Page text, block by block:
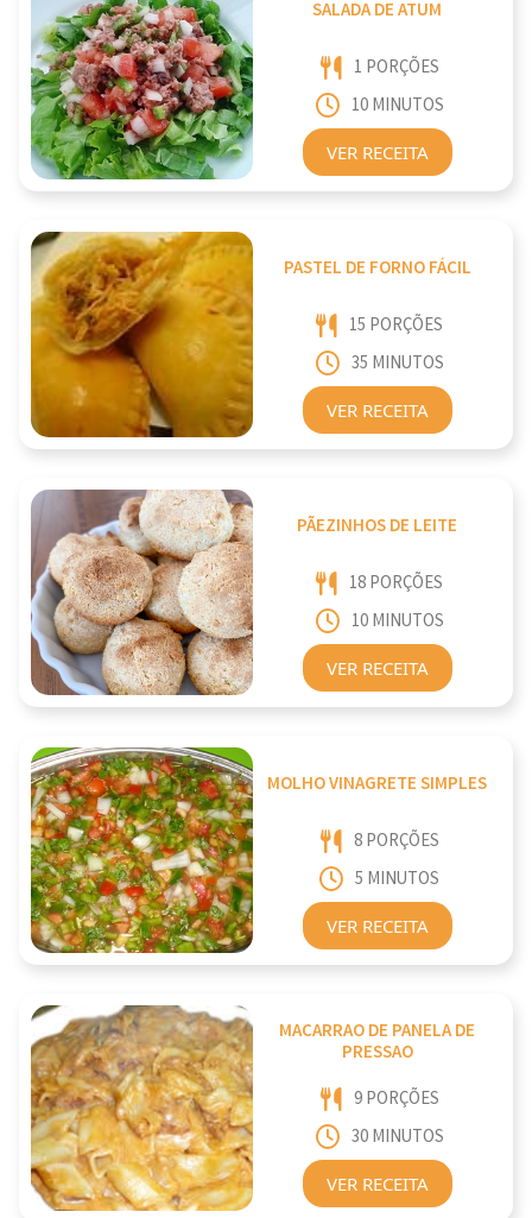
SALADA DE ATUM
1 PORÇÕES
10 MINUTOS
VER RECEITA
PASTEL DE FORNO FÁCIL
15 PORÇÕES
35 MINUTOS
VER RECEITA
PÃEZINHOS DE LEITE
18 PORÇÕES
10 MINUTOS
VER RECEITA
MOLHO VINAGRETE SIMPLES
8 PORÇÕES
5 MINUTOS
VER RECEITA
MACARRAO DE PANELA DE
PRESSAO
9 PORÇÕES
30 MINUTOS
VER RECEITA